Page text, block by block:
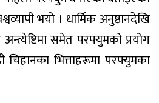
भयो । धार्मिक अनुष्ठानदेखि
समेत परफ्युमको प्रयोग
चिहानका भित्ताहरूमा परफ्युमका